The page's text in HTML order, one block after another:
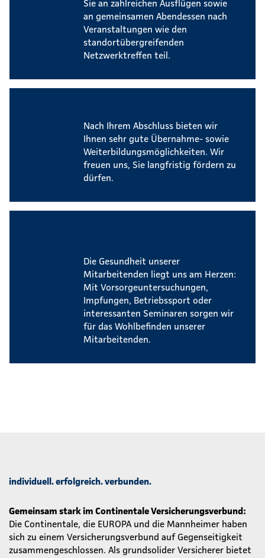
Sie an zahlreichen Ausflügen sowie
an gemeinsamen Abendessen nach
Veranstaltungen wie den
standortübergreifenden
Netzwerktreffen teil.
Nach Ihrem Abschluss bieten wir
Ihnen sehr gute Übernahme- sowie
Weiterbildungsmöglichkeiten. Wir
freuen uns, Sie langfristig fördern zu
dürfen.
Die Gesundheit unserer
Mitarbeitenden liegt uns am Herzen:
Mit Vorsorgeuntersuchungen,
Impfungen, Betriebssport oder
interessanten Seminaren sorgen wir
für das Wohlbefinden unserer
Mitarbeitenden.
individuell. erfolgreich. verbunden.
Gemeinsam stark im Continentale Versicherungsverbund:
Die Continentale, die EUROPA und die Mannheimer haben
sich zu einem Versicherungsverbund auf Gegenseitigkeit
zusammengeschlossen. Als grundsolider Versicherer bietet